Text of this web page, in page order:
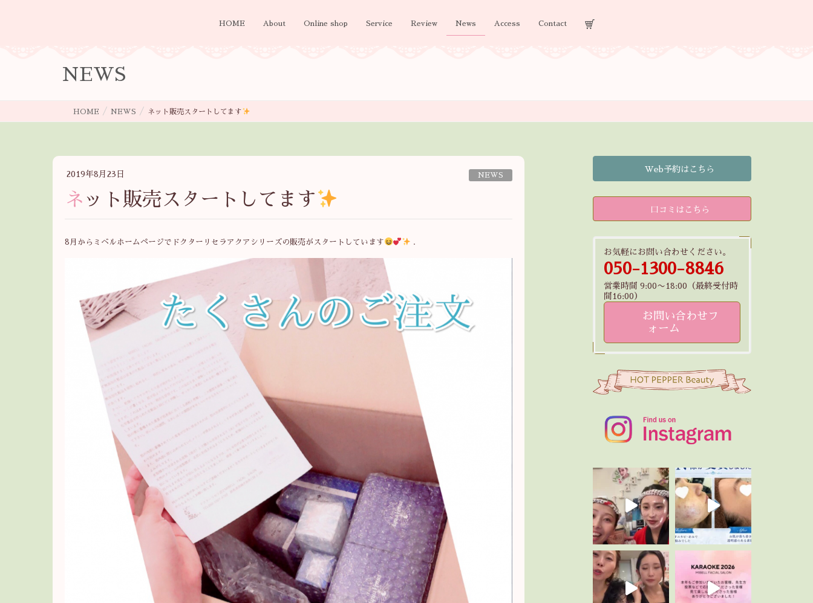
HOME About Online shop Service Review News Access Contact
NEWS
HOME NEWS ネット販売スタートしてます
2019年8月23日 NEWS
ネット販売スタートしてます
8月からミベルホームページでドクターリセラアクアシリーズの販売がスタートしています .
Web予約はこちら
口コミはこちら
お気軽にお問い合わせください。
050-1300-8846
営業時間 9:00〜18:00（最終受付時
間16:00）
お問い合わせフ
ォーム